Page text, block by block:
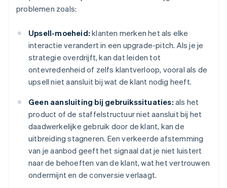
problemen zoals:
Upsell-moeheid: klanten merken het als elke
interactie verandert in een upgrade-pitch. Als je je
strategie overdrijft, kan dat leiden tot
ontevredenheid of zelfs klantverloop, vooral als de
upsell niet aansluit bij wat de klant nodig heeft.
Geen aansluiting bij gebruikssituaties: als het
product of de staffelstructuur niet aansluit bij het
daadwerkelijke gebruik door de klant, kan de
uitbreiding stagneren. Een verkeerde afstemming
van je aanbod geeft het signaal dat je niet luistert
naar de behoeften van de klant, wat het vertrouwen
ondermijnt en de conversie verlaagt.